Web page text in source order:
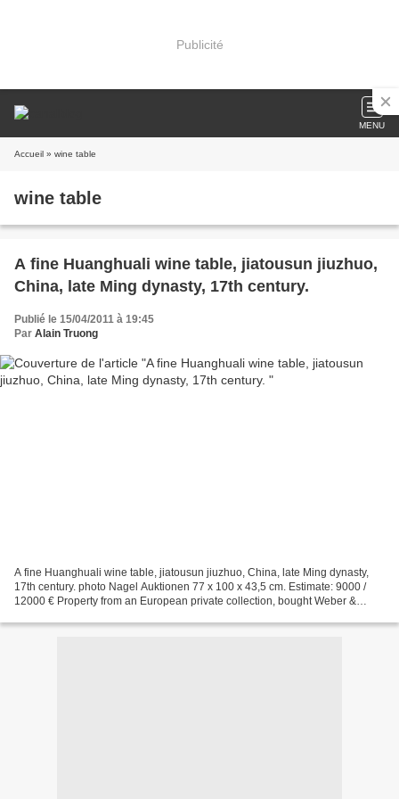
Publicité
MENU
Accueil » wine table
wine table
A fine Huanghuali wine table, jiatousun jiuzhuo,
China, late Ming dynasty, 17th century.
Publié le 15/04/2011 à 19:45
Par Alain Truong
A fine Huanghuali wine table, jiatousun jiuzhuo, China, late Ming dynasty,
17th century. photo Nagel Auktionen 77 x 100 x 43,5 cm. Estimate: 9000 /
12000 € Property from an European private collection, bought Weber &